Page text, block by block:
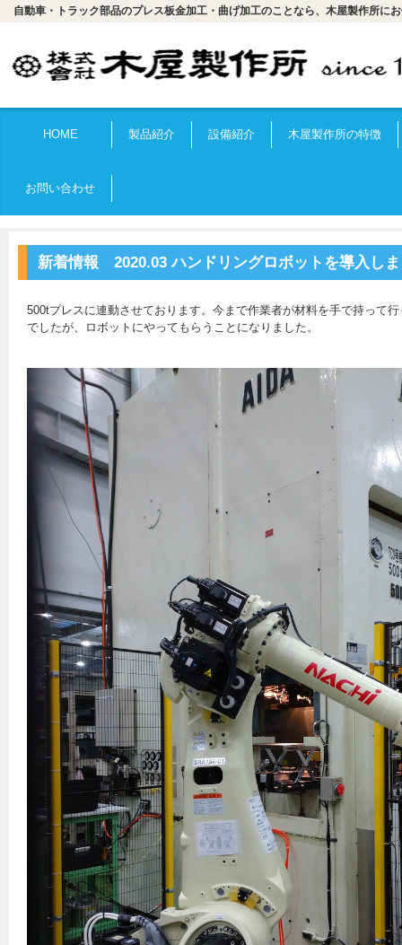
自動車・トラック部品のプレス板金加工・曲げ加工のことなら、木屋製作所に
HOME 製品紹介 設備紹介 木屋製作所の特徴
お問い合わせ
新着情報 2020.03 ハンドリングロボットを導入し
500tプレスに連動させております。今まで作業者が材料を手で持って
でしたが、ロボットにやってもらうことになりました。